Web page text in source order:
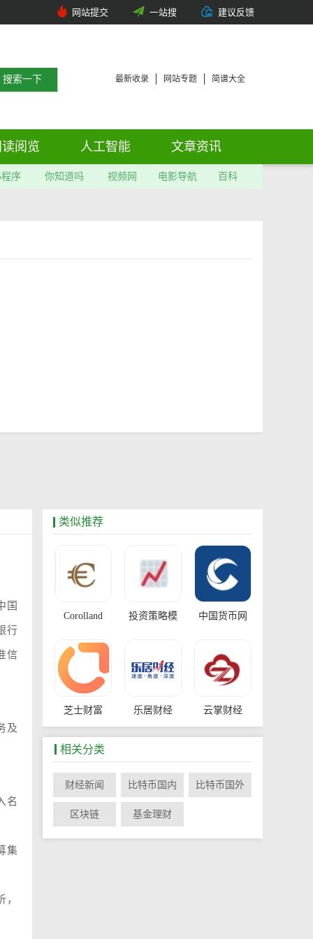
网站提交 一站搜 建议反馈
最新收录 网站专题 简谱大全
读阅览 人工智能 文章资讯
序 你知道吗 视频网 电影导航 百科
国
行
信
及
名
集
类似推荐
Corolland 投资策略模 中国货币网
芝士财富 乐居财经 云掌财经
阿思达克财 亿牛网
相关分类
财经新闻 比特币国内 比特币国外
区块链 基金理财